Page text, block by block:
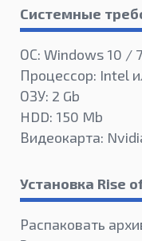
Системные
ОС: Windows 10 /
Процессор: Intel
ОЗУ: 2 Gb
HDD: 150 Mb
Видеокарта:
Установка Rise
Распаковать